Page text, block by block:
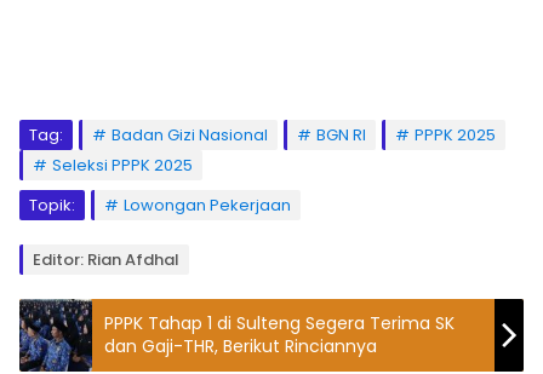
Tag: Badan Gizi Nasional BGN RI
PPPK 2025
Seleksi PPPK 2025
Topik:
Lowongan Pekerjaan
Editor: Rian Afdhal
PPPK Tahap 1 di Sulteng Segera Terima SK
dan Gaji-THR, Berikut Rinciannya